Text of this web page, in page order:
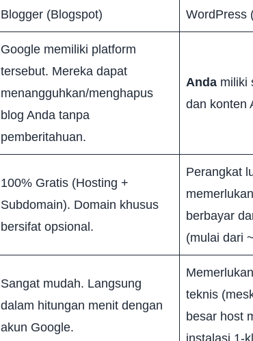
Blogger (Blogspot) WordPress
Google memiliki platform
tersebut. Mereka dapat
menangguhkan/menghapus
blog Anda tanpa
pemberitahuan.
Anda miliki
dan konten
100% Gratis (Hosting +
Subdomain). Domain khusus
bersifat opsional.
Perangkat
berbayar
(mulai dari ~
Sangat mudah. Langsung
dalam hitungan menit dengan
akun Google.
teknis
besar host
instalasi 1-